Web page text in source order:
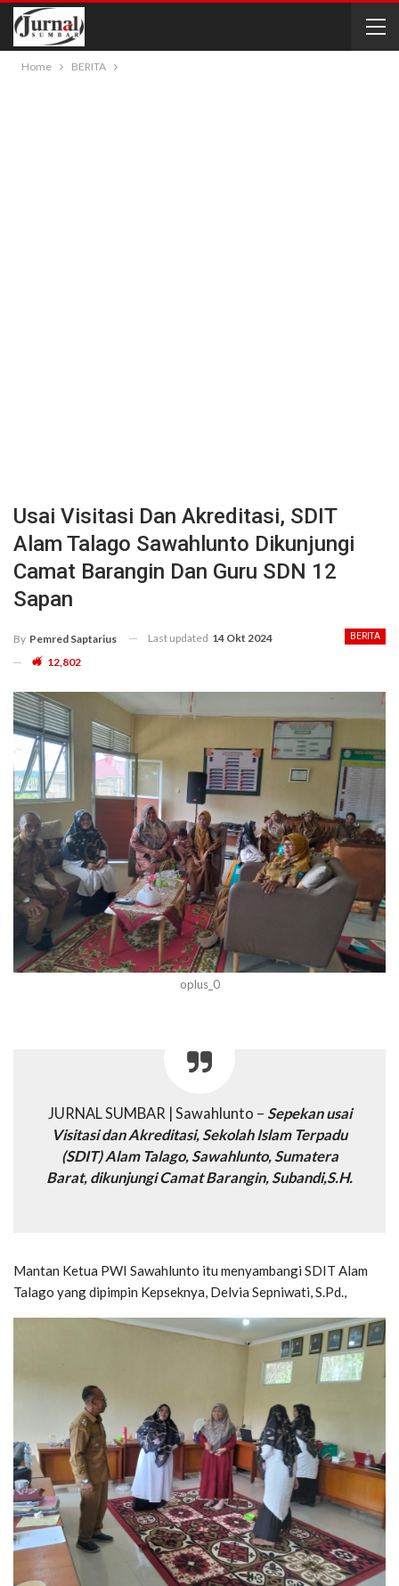
Home BERITA
Usai Visitasi Dan Akreditasi, SDIT
Alam Talago Sawahlunto Dikunjungi
Camat Barangin Dan Guru SDN 12
Sapan
BERITA
By Pemred Saptarius Last updated 14 Okt 2024
12,802
oplus_0
JURNAL SUMBAR | Sawahlunto – Sepekan usai
Visitasi dan Akreditasi, Sekolah Islam Terpadu
(SDIT) Alam Talago, Sawahlunto, Sumatera
Barat, dikunjungi Camat Barangin, Subandi,S.H.
Mantan Ketua PWI Sawahlunto itu menyambangi SDIT Alam
Talago yang dipimpin Kepseknya, Delvia Sepniwati, S.Pd.,